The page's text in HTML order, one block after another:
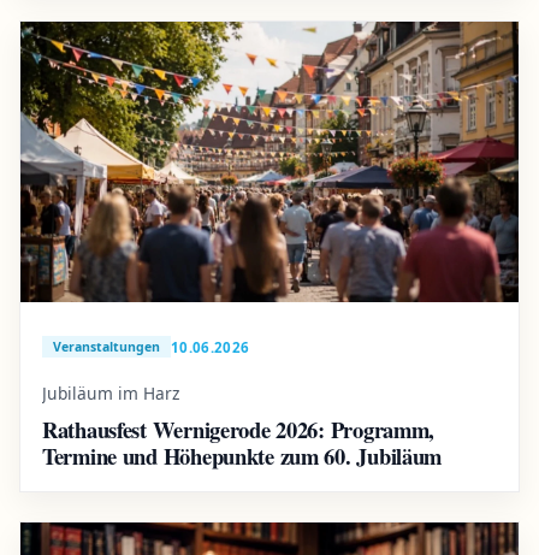
Veranstaltungen 10.06.2026
Jubiläum im Harz
Rathausfest Wernigerode 2026: Programm,
Termine und Höhepunkte zum 60. Jubiläum